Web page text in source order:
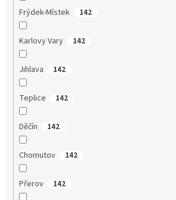
Frýdek-Místek 142
Karlovy Vary 142
Jihlava 142
Teplice 142
Děčín 142
Chomutov 142
Přerov 142